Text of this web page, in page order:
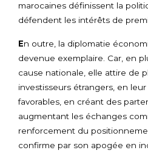
marocaines définissent la
défendent les intérêts de
En outre, la diplomatie
devenue exemplaire. Car, en
cause nationale, elle attire de
investisseurs étrangers, en
favorables, en créant des
augmentant les échanges
renforcement du
confirme par son apogée en